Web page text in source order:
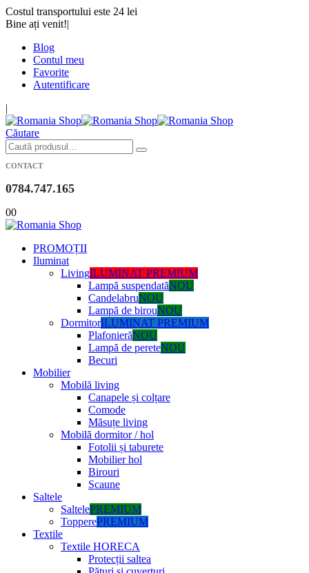
Costul transportului este 24 lei
Bine ați venit!|
Blog
Contul meu
Favorite
Autentificare
|
Căutare
CONTACT
0784.747.165
00
PROMOȚII
Iluminat
LivingILUMINAT PREMIUM
Lampă suspendatăNOU
CandelabruNOU
Lampă de birouNOU
DormitorILUMINAT PREMIUM
PlafonierăNOU
Lampă de pereteNOU
Becuri
Mobilier
Mobilă living
Canapele și colțare
Comode
Măsuțe living
Mobilă dormitor / hol
Fotolii și taburete
Mobilier hol
Birouri
Scaune
Saltele
SaltelePREMIUM
TopperePREMIUM
Textile
Textile HORECA
Protecții saltea